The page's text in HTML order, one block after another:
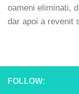
oameni eliminati,
dar apoi a revenit
FOLLOW: